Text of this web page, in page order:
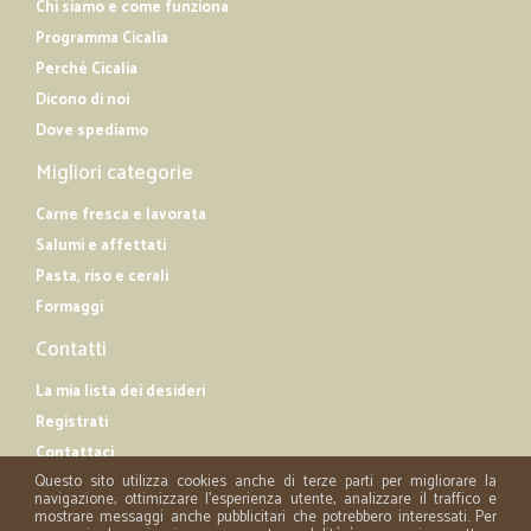
Chi siamo e come funziona
Programma Cicalia
Perché Cicalia
Dicono di noi
Dove spediamo
Migliori categorie
Carne fresca e lavorata
Salumi e affettati
Pasta, riso e cerali
Formaggi
Contatti
La mia lista dei desideri
Registrati
Contattaci
Questo sito utilizza cookies anche di terze parti per migliorare la
navigazione, ottimizzare l'esperienza utente, analizzare il traffico e
mostrare messaggi anche pubblicitari che potrebbero interessati. Per